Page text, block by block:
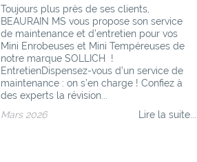
Toujours plus près de ses clients,
BEAURAIN MS vous propose son service
de maintenance et d’entretien pour vos
Mini Enrobeuses et Mini Tempéreuses de
notre marque SOLLICH !
EntretienDispensez-vous d’un service de
maintenance : on s’en charge ! Confiez à
des experts la révision...
Mars 2026
Lire la suite...